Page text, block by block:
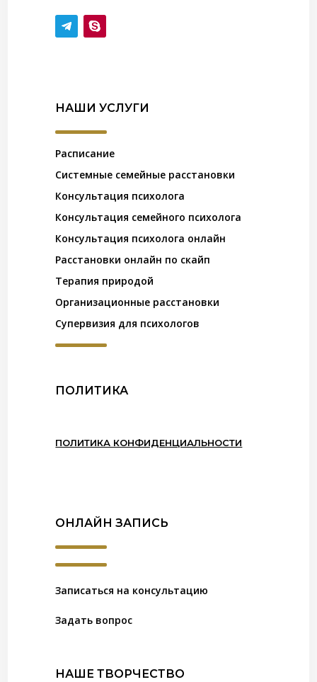
НАШИ УСЛУГИ
Расписание
Системные семейные расстановки
Консультация психолога
Консультация семейного психолога
Консультация психолога онлайн
Расстановки онлайн по скайп
Терапия природой
Организационные расстановки
Супервизия для психологов
ПОЛИТИКА
ПОЛИТИКА КОНФИДЕНЦИАЛЬНОСТИ
ОНЛАЙН ЗАПИСЬ
Записаться на консультацию
Задать вопрос
НАШЕ ТВОРЧЕСТВО